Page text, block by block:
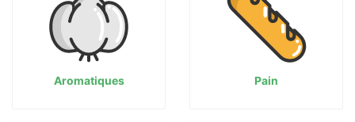
Aromatiques Pain